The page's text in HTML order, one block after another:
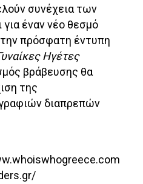
συνέχεια των
έναν νέο θεσμό
πρόσφατη έντυπη
Ηγέτες
βράβευσης θα
της
διαπρεπών